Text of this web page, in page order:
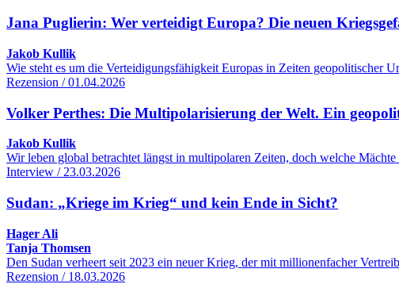
Jana Puglierin: Wer verteidigt Europa? Die neuen
Jakob Kullik
Wie steht es um die Verteidigungsfähigkeit Europas in Zeiten geopolitischer
Rezension / 01.04.2026
Volker Perthes: Die Multipolarisierung der Welt. Ein
Jakob Kullik
Wir leben global betrachtet längst in multipolaren Zeiten, doch welche
Interview / 23.03.2026
Sudan: „Kriege im Krieg“ und kein Ende in Sicht?
Hager Ali
Tanja Thomsen
Den Sudan verheert seit 2023 ein neuer Krieg, der mit millionenfacher
Rezension / 18.03.2026